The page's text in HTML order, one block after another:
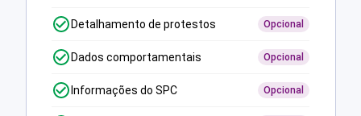
Detalhamento de protestos Opcional
Dados comportamentais Opcional
Informações do SPC Opcional